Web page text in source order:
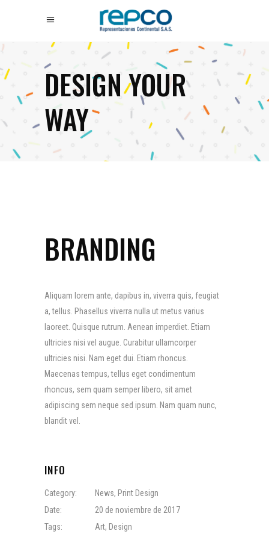
DESIGN YOUR
WAY
BRANDING
Aliquam lorem ante, dapibus in, viverra quis, feugiat
a, tellus. Phasellus viverra nulla ut metus varius
laoreet. Quisque rutrum. Aenean imperdiet. Etiam
ultricies nisi vel augue. Curabitur ullamcorper
ultricies nisi. Nam eget dui. Etiam rhoncus.
Maecenas tempus, tellus eget condimentum
rhoncus, sem quam semper libero, sit amet
adipiscing sem neque sed ipsum. Nam quam nunc,
blandit vel.
INFO
Category: News, Print Design
Date:
20 de noviembre de 2017
Tags:
Art, Design